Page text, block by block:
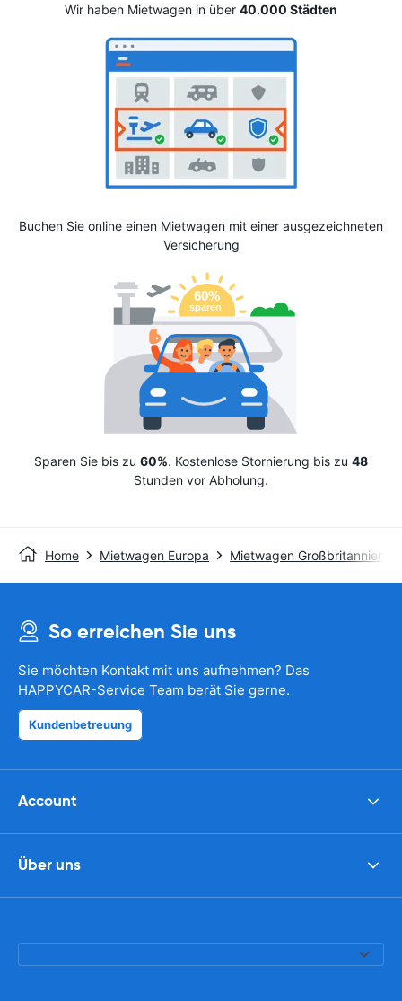
Wir haben Mietwagen in über 40.000 Städten
Buchen Sie online einen Mietwagen mit einer ausgezeichneten
Versicherung
Sparen Sie bis zu 60%. Kostenlose Stornierung bis zu 48
Stunden vor Abholung.
Home Mietwagen Europa Mietwagen Großbritannien
So erreichen Sie uns
Sie möchten Kontakt mit uns aufnehmen? Das
HAPPYCAR-Service Team berät Sie gerne.
Kundenbetreuung
Account
Über uns